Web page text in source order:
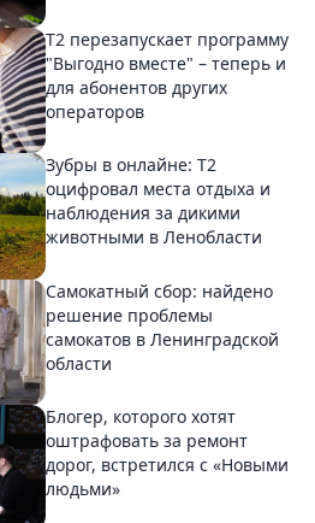
Т2 перезапускает программу
"Выгодно вместе" – теперь и
для абонентов других
операторов
Зубры в онлайне: Т2
оцифровал места отдыха и
наблюдения за дикими
животными в Ленобласти
Самокатный сбор: найдено
решение проблемы
самокатов в Ленинградской
области
Блогер, которого хотят
оштрафовать за ремонт
дорог, встретился с «Новыми
людьми»